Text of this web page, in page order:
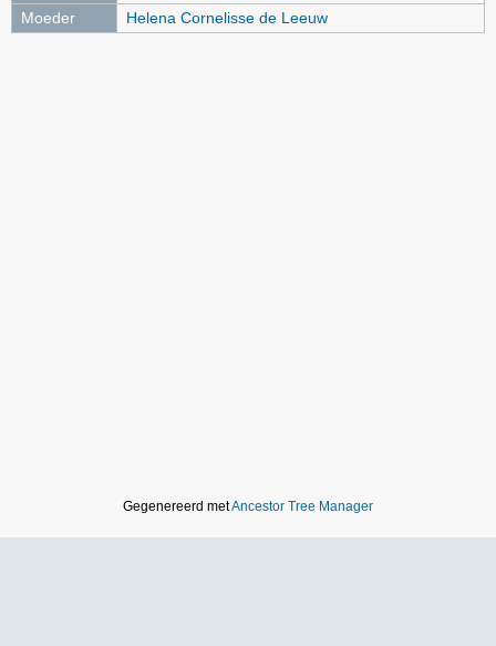
Moeder
Helena Cornelisse de Leeuw
Gegenereerd metAncestor Tree Manager